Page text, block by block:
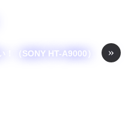
»
！（SONY HT-A9000）